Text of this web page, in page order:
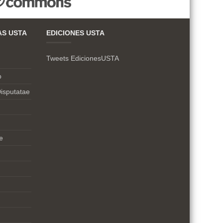
USTA EDICIONES USTA
Tweets EdicionesUSTA